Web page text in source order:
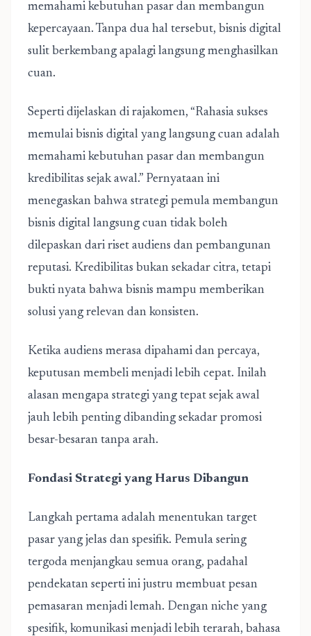
memahami kebutuhan pasar dan membangun
kepercayaan. Tanpa dua hal tersebut, bisnis digital
sulit berkembang apalagi langsung menghasilkan
cuan.
Seperti dijelaskan di rajakomen, “Rahasia sukses
memulai bisnis digital yang langsung cuan adalah
memahami kebutuhan pasar dan membangun
kredibilitas sejak awal.” Pernyataan ini
menegaskan bahwa strategi pemula membangun
bisnis digital langsung cuan tidak boleh
dilepaskan dari riset audiens dan pembangunan
reputasi. Kredibilitas bukan sekadar citra, tetapi
bukti nyata bahwa bisnis mampu memberikan
solusi yang relevan dan konsisten.
Ketika audiens merasa dipahami dan percaya,
keputusan membeli menjadi lebih cepat. Inilah
alasan mengapa strategi yang tepat sejak awal
jauh lebih penting dibanding sekadar promosi
besar-besaran tanpa arah.
Fondasi Strategi yang Harus Dibangun
Langkah pertama adalah menentukan target
pasar yang jelas dan spesifik. Pemula sering
tergoda menjangkau semua orang, padahal
pendekatan seperti ini justru membuat pesan
pemasaran menjadi lemah. Dengan niche yang
spesifik, komunikasi menjadi lebih terarah, bahasa